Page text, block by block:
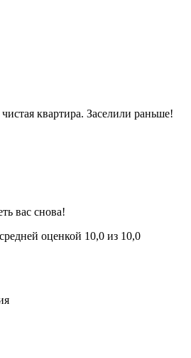
квартира. Заселили раньше!
вас снова!
оценкой 10,0 из 10,0